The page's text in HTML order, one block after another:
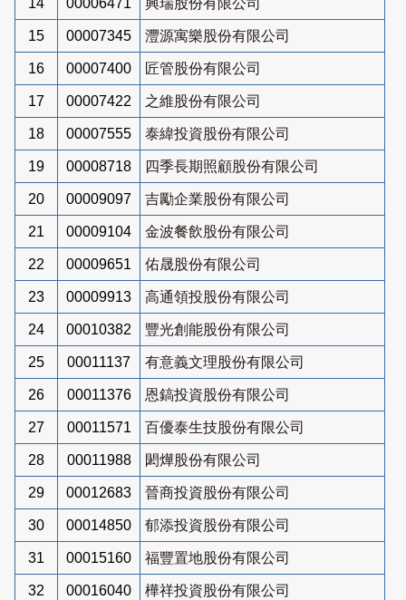
15 00007345 灃源寓樂股份有限公司
16 00007400 匠管股份有限公司
17 00007422 之維股份有限公司
18 00007555 泰緯投資股份有限公司
19 00008718 四季長期照顧股份有限公司
20 00009097 吉勵企業股份有限公司
21 00009104 金波餐飲股份有限公司
22 00009651 佑晟股份有限公司
23 00009913 高通領投股份有限公司
24 00010382 豐光創能股份有限公司
25 00011137 有意義文理股份有限公司
26 00011376 恩鎬投資股份有限公司
27 00011571 百優泰生技股份有限公司
28 00011988 閎燁股份有限公司
29 00012683 晉商投資股份有限公司
30 00014850 郁添投資股份有限公司
31 00015160 福豐置地股份有限公司
32 00016040 樺祥投資股份有限公司